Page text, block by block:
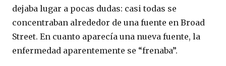
dejaba lugar a pocas dudas: casi todas se
concentraban alrededor de una fuente en Broad
Street. En cuanto aparecía una nueva fuente, la
enfermedad aparentemente se “frenaba”.